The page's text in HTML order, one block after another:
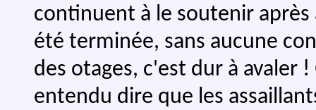
continuent à le soutenir
été terminée, sans aucune
des otages, c'est dur à avaler
entendu dire que les